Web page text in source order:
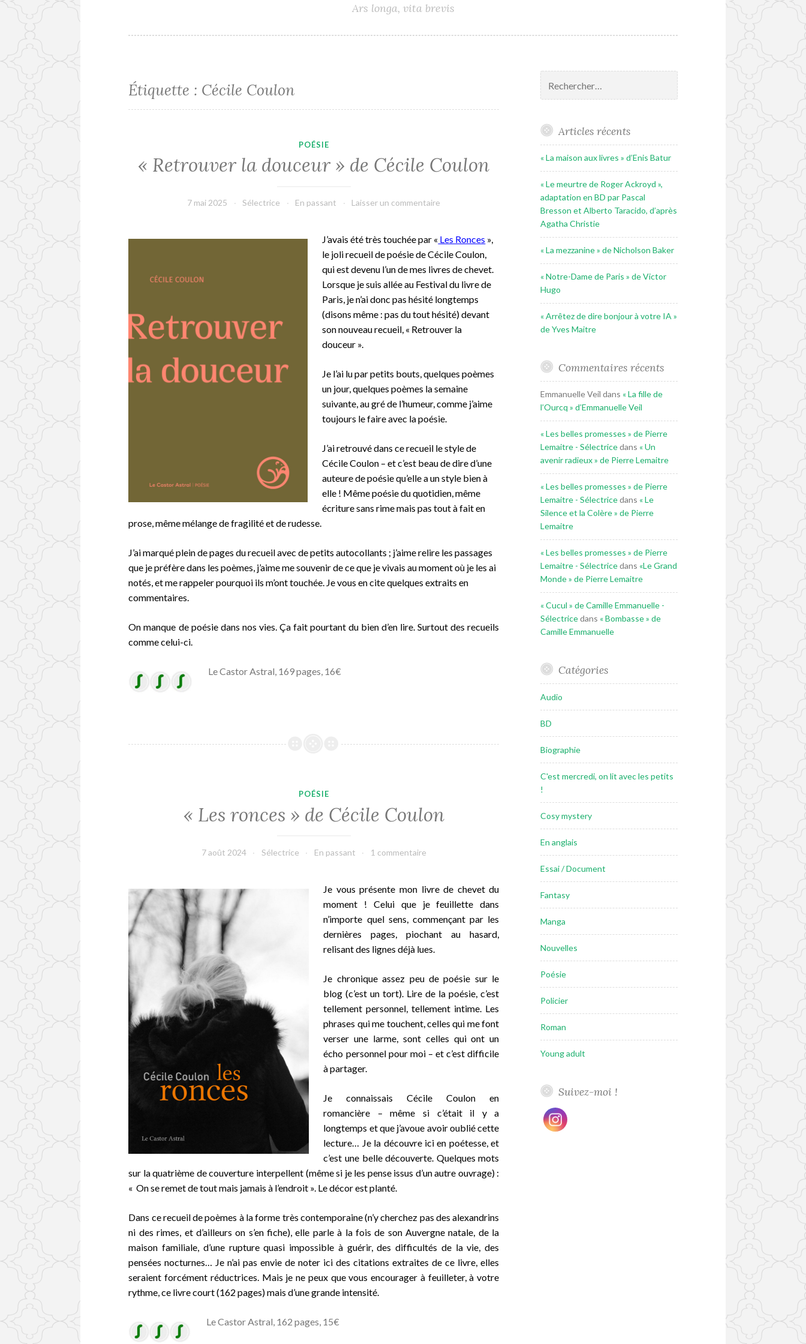
Ars longa, vita brevis
Étiquette : Cécile Coulon
POÉSIE
« Retrouver la douceur » de Cécile Coulon
7 mai 2025 Sélectrice En passant Laisser un commentaire
J’avais été très touchée par « Les Ronces »,
le joli recueil de poésie de Cécile Coulon,
qui est devenu l’un de mes livres de chevet.
Lorsque je suis allée au Festival du livre de
Paris, je n’ai donc pas hésité longtemps
(disons même : pas du tout hésité) devant
son nouveau recueil, « Retrouver la
douceur ».
Je l’ai lu par petits bouts, quelques poèmes
un jour, quelques poèmes la semaine
suivante, au gré de l’humeur, comme j’aime
toujours le faire avec la poésie.
J’ai retrouvé dans ce recueil le style de
Cécile Coulon – et c’est beau de dire d’une
auteure de poésie qu’elle a un style bien à
elle ! Même poésie du quotidien, même
écriture sans rime mais pas tout à fait en
prose, même mélange de fragilité et de rudesse.
J’ai marqué plein de pages du recueil avec de petits autocollants ; j’aime relire les passages
que je préfère dans les poèmes, j’aime me souvenir de ce que je vivais au moment où je les ai
notés, et me rappeler pourquoi ils m’ont touchée. Je vous en cite quelques extraits en
commentaires.
On manque de poésie dans nos vies. Ça fait pourtant du bien d’en lire. Surtout des recueils
comme celui-ci.
Le Castor Astral, 169 pages, 16€
POÉSIE
« Les ronces » de Cécile Coulon
7 août 2024 Sélectrice En passant 1 commentaire
Je vous présente mon livre de chevet du
moment ! Celui que je feuillette dans
n’importe quel sens, commençant par les
dernières pages, piochant au hasard,
relisant des lignes déjà lues.
Je chronique assez peu de poésie sur le
blog (c’est un tort). Lire de la poésie, c’est
tellement personnel, tellement intime. Les
phrases qui me touchent, celles qui me font
verser une larme, sont celles qui ont un
écho personnel pour moi – et c’est difficile
à partager.
Je connaissais Cécile Coulon en
romancière – même si c’était il y a
longtemps et que j’avoue avoir oublié cette
lecture… Je la découvre ici en poétesse, et
c’est une belle découverte. Quelques mots
sur la quatrième de couverture interpellent (même si je les pense issus d’un autre ouvrage) :
« On se remet de tout mais jamais à l’endroit ». Le décor est planté.
Dans ce recueil de poèmes à la forme très contemporaine (n’y cherchez pas des alexandrins
ni des rimes, et d’ailleurs on s’en fiche), elle parle à la fois de son Auvergne natale, de la
maison familiale, d’une rupture quasi impossible à guérir, des difficultés de la vie, des
pensées nocturnes… Je n’ai pas envie de noter ici des citations extraites de ce livre, elles
seraient forcément réductrices. Mais je ne peux que vous encourager à feuilleter, à votre
rythme, ce livre court (162 pages) mais d’une grande intensité.
Le Castor Astral, 162 pages, 15€
Articles récents
« La maison aux livres » d’Enis Batur
« Le meurtre de Roger Ackroyd »,
adaptation en BD par Pascal
Bresson et Alberto Taracido, d’après
Agatha Christie
« La mezzanine » de Nicholson Baker
« Notre-Dame de Paris » de Victor
Hugo
« Arrêtez de dire bonjour à votre IA »
de Yves Maitre
Commentaires récents
Emmanuelle Veil dans « La fille de
l’Ourcq » d’Emmanuelle Veil
« Les belles promesses » de Pierre
Lemaitre - Sélectricedans « Un
avenir radieux » de Pierre Lemaitre
« Les belles promesses » de Pierre
Lemaitre - Sélectricedans « Le
Silence et la Colère » de Pierre
Lemaitre
« Les belles promesses » de Pierre
Lemaitre - Sélectricedans «Le Grand
Monde » de Pierre Lemaitre
« Cucul » de Camille Emmanuelle -
Sélectricedans « Bombasse » de
Camille Emmanuelle
Catégories
Audio
BD
Biographie
C'est mercredi, on lit avec les petits
!
Cosy mystery
En anglais
Essai / Document
Fantasy
Manga
Nouvelles
Poésie
Policier
Roman
Young adult
Suivez-moi !